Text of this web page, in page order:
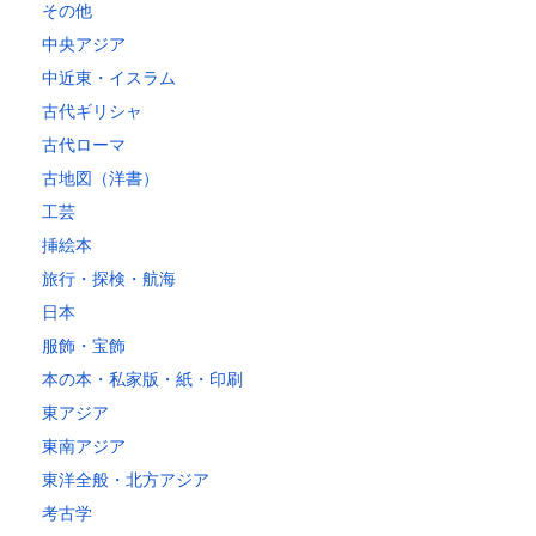
その他
中央アジア
中近東・イスラム
古代ギリシャ
古代ローマ
古地図（洋書）
工芸
挿絵本
旅行・探検・航海
日本
服飾・宝飾
本の本・私家版・紙・印刷
東アジア
東南アジア
東洋全般・北方アジア
考古学